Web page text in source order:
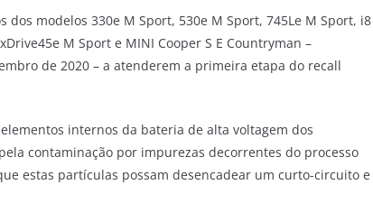
modelos 330e M Sport, 530e M Sport, 745Le M Sport, i8
M Sport e MINI Cooper S E Countryman –
de 2020 – a atenderem a primeira etapa do recall
internos da bateria de alta voltagem dos
contaminação por impurezas decorrentes do processo
estas partículas possam desencadear um curto-circuito e